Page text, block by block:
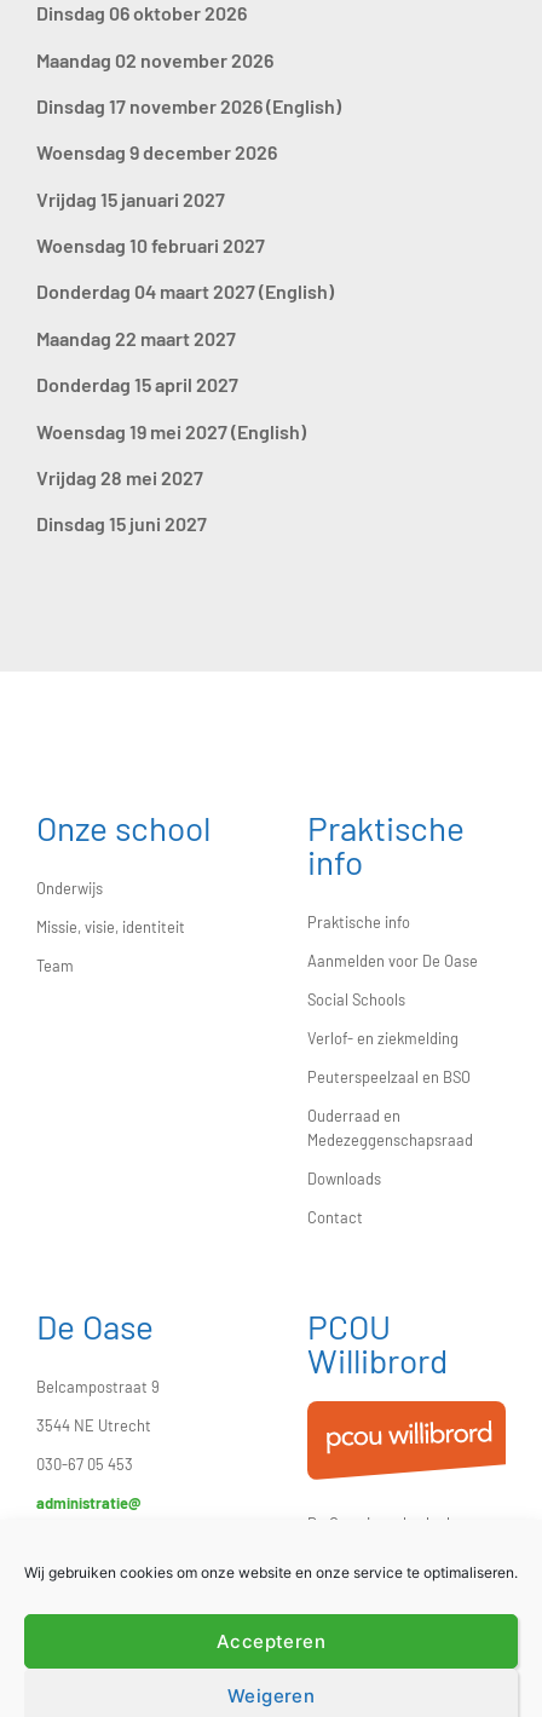
Wij gebruiken cookies om onze website en onze service te optimaliseren.
Accepteren
Weigeren
Dinsdag 06 oktober 2026
Maandag 02 november 2026
Dinsdag 17 november 2026(English)
Woensdag 9 december 2026
Vrijdag 15 januari 2027
Woensdag 10 februari 2027
Donderdag 04 maart 2027(English)
Maandag 22 maart 2027
Donderdag 15 april 2027
Woensdag 19 mei 2027(English)
Vrijdag 28 mei 2027
Dinsdag 15 juni 2027
Onze school
Onderwijs
Missie, visie, identiteit
Team
Praktische
info
Praktische info
Aanmelden voor De Oase
Social Schools
Verlof- en ziekmelding
Peuterspeelzaal en BSO
Ouderraad en
Medezeggenschapsraad
Downloads
Contact
De Oase
Belcampostraat 9
3544 NE Utrecht
030-67 05 453
administratie@
PCOU
Willibrord
De Oase is onderdeel
Stichting PCOU
© 2024 – basisschooldeoase.nl |Privacyverklaring